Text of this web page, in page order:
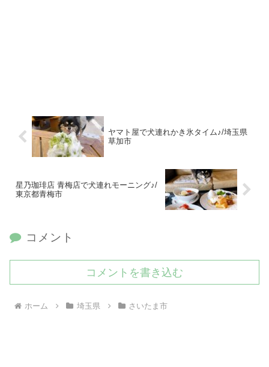
ヤマト屋で犬連れかき氷タイム♪/埼玉県
草加市
星乃珈琲店 青梅店で犬連れモーニング♪/
東京都青梅市
コメント
コメントを書き込む
ホーム 埼玉県 さいたま市